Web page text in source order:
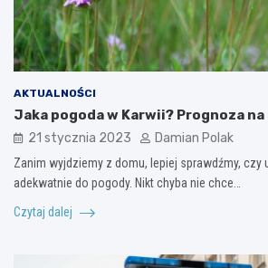
AKTUALNOŚCI
Jaka pogoda w Karwii? Prognoza
21 stycznia 2023 Damian Polak
Zanim wyjdziemy z domu, lepiej sprawdźmy, czy
adekwatnie do pogody. Nikt chyba nie chce…
Czytaj dalej